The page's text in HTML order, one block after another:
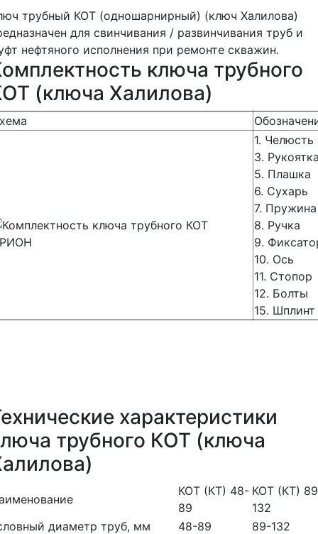
трубный КОТ (одношарнирный) (ключ Халилова)
для свинчивания / развинчивания труб и
нефтяного исполнения при ремонте скважин.
ключа трубного
(ключа Халилова)
1. Челюсть
3.
5. Плашка
6. Сухарь
7. Пружина
8. Ручка
9.
10. Ось
11. Стопор
12. Болты
15. Шплинт
характеристики
трубного КОТ (ключа
КОТ (КТ) 48-
89
КОТ (КТ)
132
диаметр труб, мм
48-89
89-132